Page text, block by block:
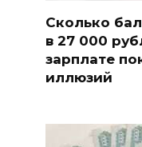
Сколько
в 27 000
зарплате
иллюзий